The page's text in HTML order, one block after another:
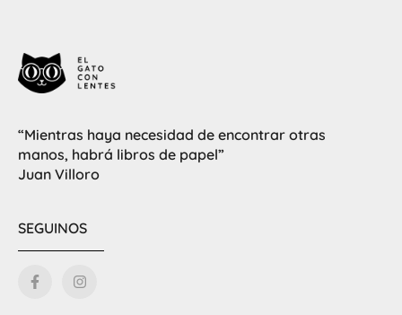
“Mientras haya necesidad de encontrar otras
manos, habrá libros de papel”
Juan Villoro
SEGUINOS